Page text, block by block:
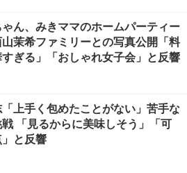
ゃん、みきママのホームパーティー
茉希ファミリーとの写真公開「料
ぎる」「おしゃれ女子会」と反響
上手く包めたことがない」苦手な
「見るからに美味しそう」「可
と反響